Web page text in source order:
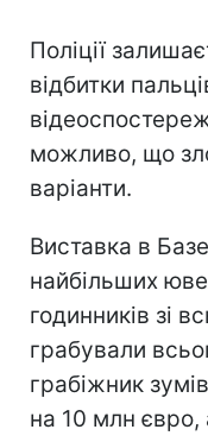
Поліції
відбитки
можливо, що
варіанти.
Виставка в
найбільших
годинників зі
грабували
грабіжник
на 10 млн